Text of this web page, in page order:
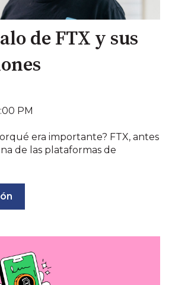
de FTX y sus
PM
era importante? FTX, antes
de las plataformas de